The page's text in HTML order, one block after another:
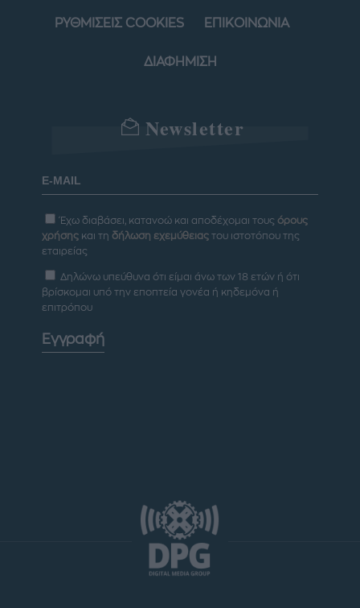
ΡΥΘΜΙΣΕΙΣ COOKIES ΕΠΙΚΟΙΝΩΝΙΑ
ΔΙΑΦΗΜΙΣΗ
Newsletter
Έχω διαβάσει, κατανοώ και αποδέχομαι τους όρους
χρήσης και τη δήλωση εχεμύθειας του ιστοτόπου της
εταιρείας
Δηλώνω υπεύθυνα ότι είμαι άνω των 18 ετών ή ότι
βρίσκομαι υπό την εποπτεία γονέα ή κηδεμόνα ή
επιτρόπου
Εγγραφή